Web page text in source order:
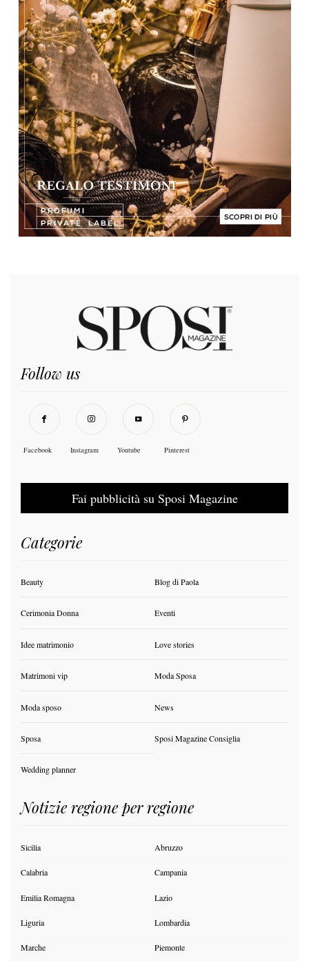
Follow us
Facebook Instagram Youtube Pinterest
Fai pubblicità su Sposi Magazine
Categorie
Beauty Blog di Paola
Cerimonia Donna Eventi
Idee matrimonio Love stories
Matrimoni vip Moda Sposa
Moda sposo News
Sposa Sposi Magazine Consiglia
Wedding planner
Notizie regione per regione
Sicilia Abruzzo
Calabria Campania
Emilia Romagna Lazio
Liguria Lombardia
Marche Piemonte